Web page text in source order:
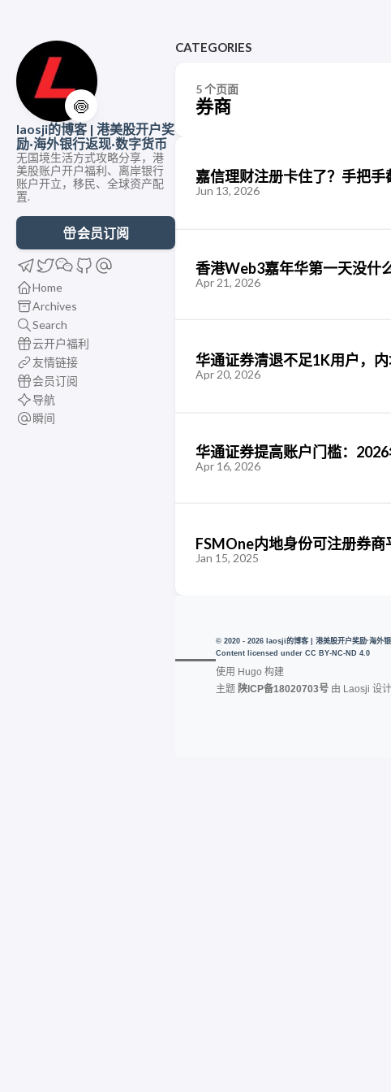
🍥
laosji的博客 | 港美股开户奖
励·海外银行返现·数字货币
无国境生活方式攻略分享，港
美股账户开户福利、离岸银行
账户开立，移民、全球资产配
置.
会员订阅
Home
Archives
Search
云开户福利
友情链接
会员订阅
导航
瞬间
CATEGORIES
5 个页面
券商
嘉信理财注册卡住了？手把手
Jun 13, 2026
香港Web3嘉年华第一天没什
Apr 21, 2026
华通证券清退不足1K用户，
Apr 20, 2026
华通证券提高账户门槛：
Apr 16, 2026
FSMOne内地身份可注册券
Jan 15, 2025
© 2020 - 2026 laosji的博客 | 港美股开户奖励·海外银
Content licensed under CC BY-NC-ND 4.0
使用 Hugo 构建
主题 陕ICP备18020703号由 Laosji 设计